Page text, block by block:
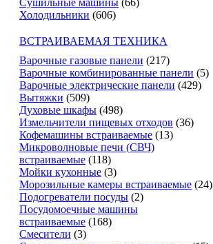
Сушильные машины (66)
Холодильники (606)
ВСТРАИВАЕМАЯ ТЕХНИКА
Варочные газовые панели (217)
Варочные комбинированные панели (5)
Варочные электрические панели (429)
Вытяжки (509)
Духовые шкафы (498)
Измельчители пищевых отходов (36)
Кофемашины встраиваемые (13)
Микроволновые печи (СВЧ)
встраиваемые (118)
Мойки кухонные (3)
Морозильные камеры встраиваемые (24)
Подогреватели посуды (2)
Посудомоечные машины
встраиваемые (168)
Смесители (3)